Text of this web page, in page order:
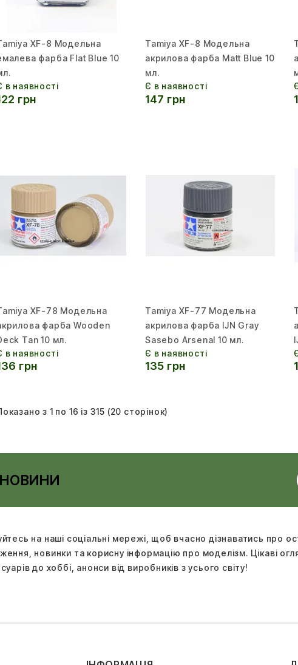
XF-8 Модельна
фарба Flat Blue 10
в наявності
грн
Tamiya XF-8 Модельна
акрилова фарба Matt Blue 10
мл.
Є в наявності
147 грн
XF-78 Модельна
фарба Wooden
Tan 10 мл.
в наявності
грн
Tamiya XF-77 Модельна
акрилова фарба IJN Gray
Sasebo Arsenal 10 мл.
Є в наявності
135 грн
з 1 по 16 із 315 (20 сторінок)
на наші соціальні мережі, щоб вчасно дізнаватись про
новинки та корисну інформацію про моделізм. Цікаві
до хоббі, анонси від виробників з усього світу!